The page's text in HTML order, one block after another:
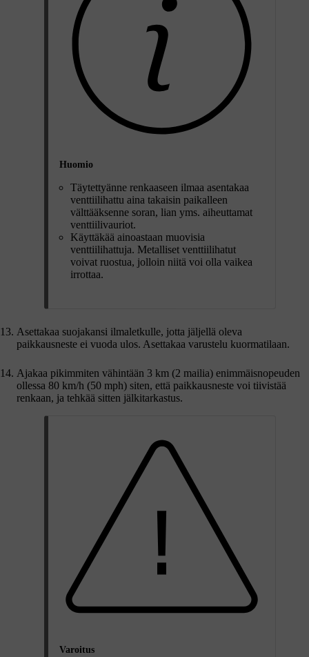
Huomio
Täytettyänne renkaaseen ilmaa asentakaa
venttiilihattu aina takaisin paikalleen
välttääksenne soran, lian yms. aiheuttamat
venttiilivauriot.
Käyttäkää ainoastaan muovisia
venttiilihattuja. Metalliset venttiilihatut
voivat ruostua, jolloin niitä voi olla vaikea
irrottaa.
Asettakaa suojakansi ilmaletkulle, jotta jäljellä oleva
paikkausneste ei vuoda ulos. Asettakaa varustelu kuormatilaan.
Ajakaa pikimmiten vähintään 3 km (2 mailia) enimmäisnopeuden
ollessa 80 km/h (50 mph) siten, että paikkausneste voi tiivistää
renkaan, ja tehkää sitten jälkitarkastus.
Varoitus